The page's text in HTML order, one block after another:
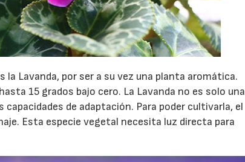
Lavanda, por ser a su vez una planta aromática.
15 grados bajo cero. La Lavanda no es solo una
de adaptación. Para poder cultivarla, el
Esta especie vegetal necesita luz directa para